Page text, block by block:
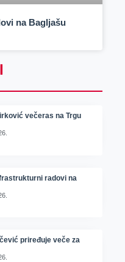
na Bagljašu
večeras na Trgu
radovi na
priređuje veče za